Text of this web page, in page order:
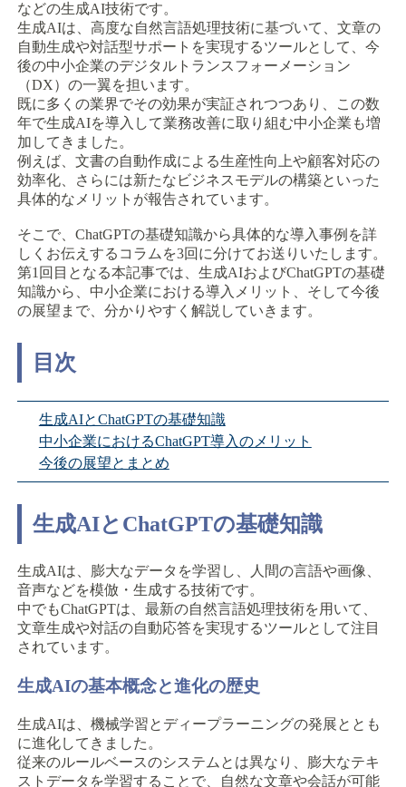
などの生成AI技術です。
生成AIは、高度な自然言語処理技術に基づいて、文章の
自動生成や対話型サポートを実現するツールとして、今
後の中小企業のデジタルトランスフォーメーション
（DX）の一翼を担います。
既に多くの業界でその効果が実証されつつあり、この数
年で生成AIを導入して業務改善に取り組む中小企業も増
加してきました。
例えば、文書の自動作成による生産性向上や顧客対応の
効率化、さらには新たなビジネスモデルの構築といった
具体的なメリットが報告されています。
そこで、ChatGPTの基礎知識から具体的な導入事例を詳
しくお伝えするコラムを3回に分けてお送りいたします。
第1回目となる本記事では、生成AIおよびChatGPTの基礎
知識から、中小企業における導入メリット、そして今後
の展望まで、分かりやすく解説していきます。
目次
生成AIとChatGPTの基礎知識
中小企業におけるChatGPT導入のメリット
今後の展望とまとめ
生成AIとChatGPTの基礎知識
生成AIは、膨大なデータを学習し、人間の言語や画像、
音声などを模倣・生成する技術です。
中でもChatGPTは、最新の自然言語処理技術を用いて、
文章生成や対話の自動応答を実現するツールとして注目
されています。
生成AIの基本概念と進化の歴史
生成AIは、機械学習とディープラーニングの発展ととも
に進化してきました。
従来のルールベースのシステムとは異なり、膨大なテキ
ストデータを学習することで、自然な文章や会話が可能